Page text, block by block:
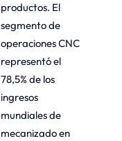
productos. El
segmento de
operaciones CNC
representó el
78,5% de los
ingresos
mundiales de
mecanizado en